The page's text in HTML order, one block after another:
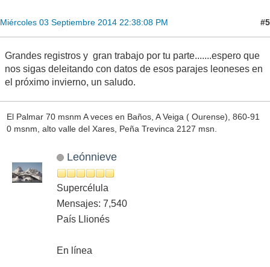
Miércoles 03 Septiembre 2014 22:38:08 PM #5
Grandes registros y gran trabajo por tu parte.......espero que
nos sigas deleitando con datos de esos parajes leoneses en
el próximo invierno, un saludo.
El Palmar 70 msnm A veces en Baños, A Veiga ( Ourense), 860-91
0 msnm, alto valle del Xares, Peña Trevinca 2127 msn.
Leónnieve
Supercélula
Mensajes: 7,540
País Llionés
En línea